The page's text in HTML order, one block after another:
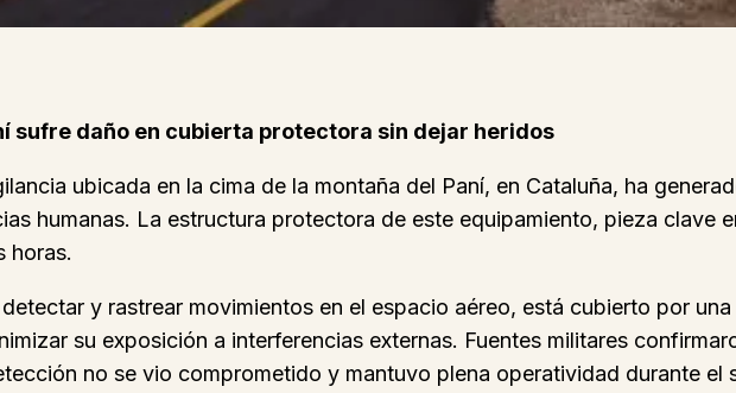
sufre daño en cubierta protectora sin dejar heridos
ubicada en la cima de la montaña del Paní, en Cataluña, ha
humanas. La estructura protectora de este equipamiento, pieza clave
horas.
y rastrear movimientos en el espacio aéreo, está cubierto por
su exposición a interferencias externas. Fuentes militares
no se vio comprometido y mantuvo plena operatividad durante el